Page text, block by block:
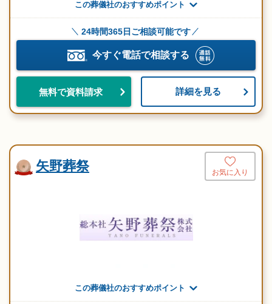
この葬儀社のおすすめポイント
24時間365日ご相談可能です
今すぐ電話で相談する
無料で資料請求 詳細を見る
矢野葬祭 お気に入り
この葬儀社のおすすめポイント